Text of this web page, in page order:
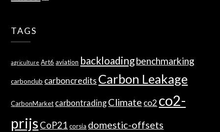
TAGS
agriculture Art6 aviation backloadingbenchmarking
carbonclub carboncredits Carbon Leakage
CarbonMarket carbontrading Climate co2 co2-
prijs CoP21 corsia domestic-offsets